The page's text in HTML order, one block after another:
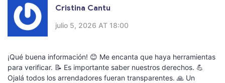
Cristina Cantu
julio 5, 2026 AT 18:00
¡Qué buena información! 😊 Me encanta que haya herramientas
para verificar. 📝 Es importante saber nuestros derechos. 💪
Ojalá todos los arrendadores fueran transparentes. 🙏 Un